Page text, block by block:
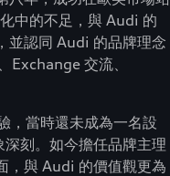
中的不足，與 Audi 的
並認同 Audi 的品牌理念
交流、
，當時還未成為一名設
刻。如今擔任品牌主理
，與 Audi 的價值觀更為